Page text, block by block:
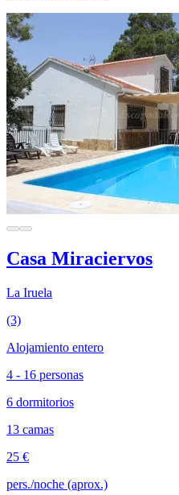
Casa Miraciervos
La Iruela
(3)
Alojamiento entero
4 - 16 personas
6 dormitorios
13 camas
25 €
pers./noche (aprox.)